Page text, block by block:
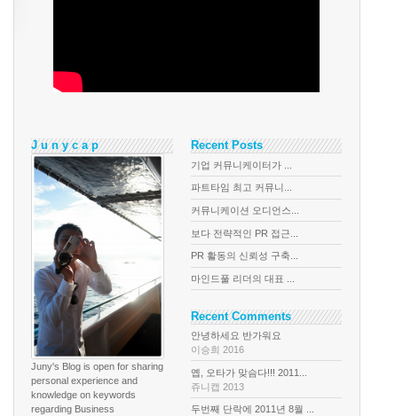
J u n y c a p
Juny's Blog is open for sharing
personal experience and
knowledge on keywords
regarding Business
Recent Posts
기업 커뮤니케이터가 ...
파트타임 최고 커뮤니...
커뮤니케이션 오디언스...
보다 전략적인 PR 접근...
PR 활동의 신뢰성 구축...
마인드풀 리더의 대표 ...
Recent Comments
안녕하세요 반가워요
이승희 2016
옙, 오타가 맞슴다!!! 2011...
쥬니캡 2013
두번째 단락에 2011년 8월 ...